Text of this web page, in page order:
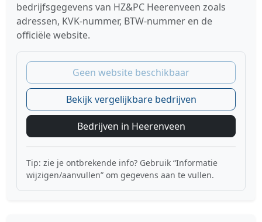
bedrijfsgegevens van HZ&PC Heerenveen zoals
adressen, KVK-nummer, BTW-nummer en de
officiële website.
Geen website beschikbaar
Bekijk vergelijkbare bedrijven
Bedrijven in Heerenveen
Tip: zie je ontbrekende info? Gebruik “Informatie
wijzigen/aanvullen” om gegevens aan te vullen.